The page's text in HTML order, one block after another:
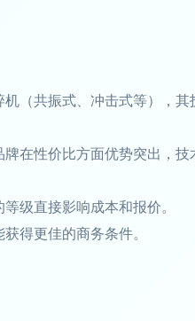
（共振式、冲击式等），
在性价比方面优势突出，
级直接影响成本和报价。
得更佳的商务条件。